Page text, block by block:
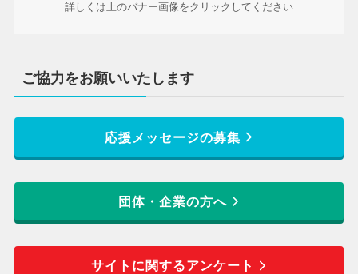
詳しくは上のバナー画像をクリックしてください
ご協力をお願いいたします
応援メッセージの募集
団体・企業の方へ
サイトに関するアンケート